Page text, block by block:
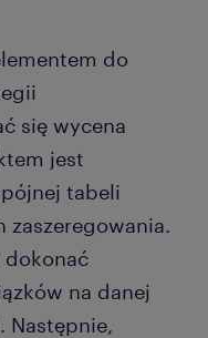
do
się wycena
jest
tabeli
dokonać
na danej
Następnie,